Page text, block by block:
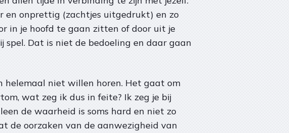
en onprettig (zachtjes uitgedrukt) en zo
in je hoofd te gaan zitten of door uit je
Dat is niet de bedoeling en daar gaan
helemaal niet willen horen. Het gaat om
wat zeg ik dus in feite? Ik zeg je bij
de waarheid is soms hard en niet zo
de oorzaken van de aanwezigheid van